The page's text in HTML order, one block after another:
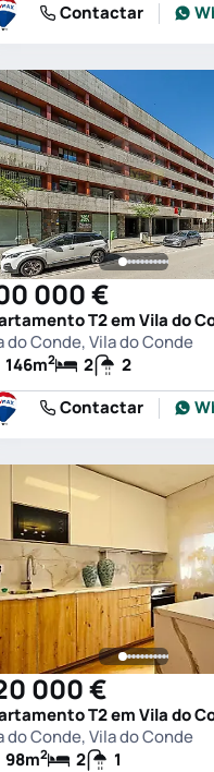
Contactar
000 €
do Conde, Vila do Conde
146m2 2
2
Contactar
000 €
do Conde, Vila do Conde
98m2 2
1